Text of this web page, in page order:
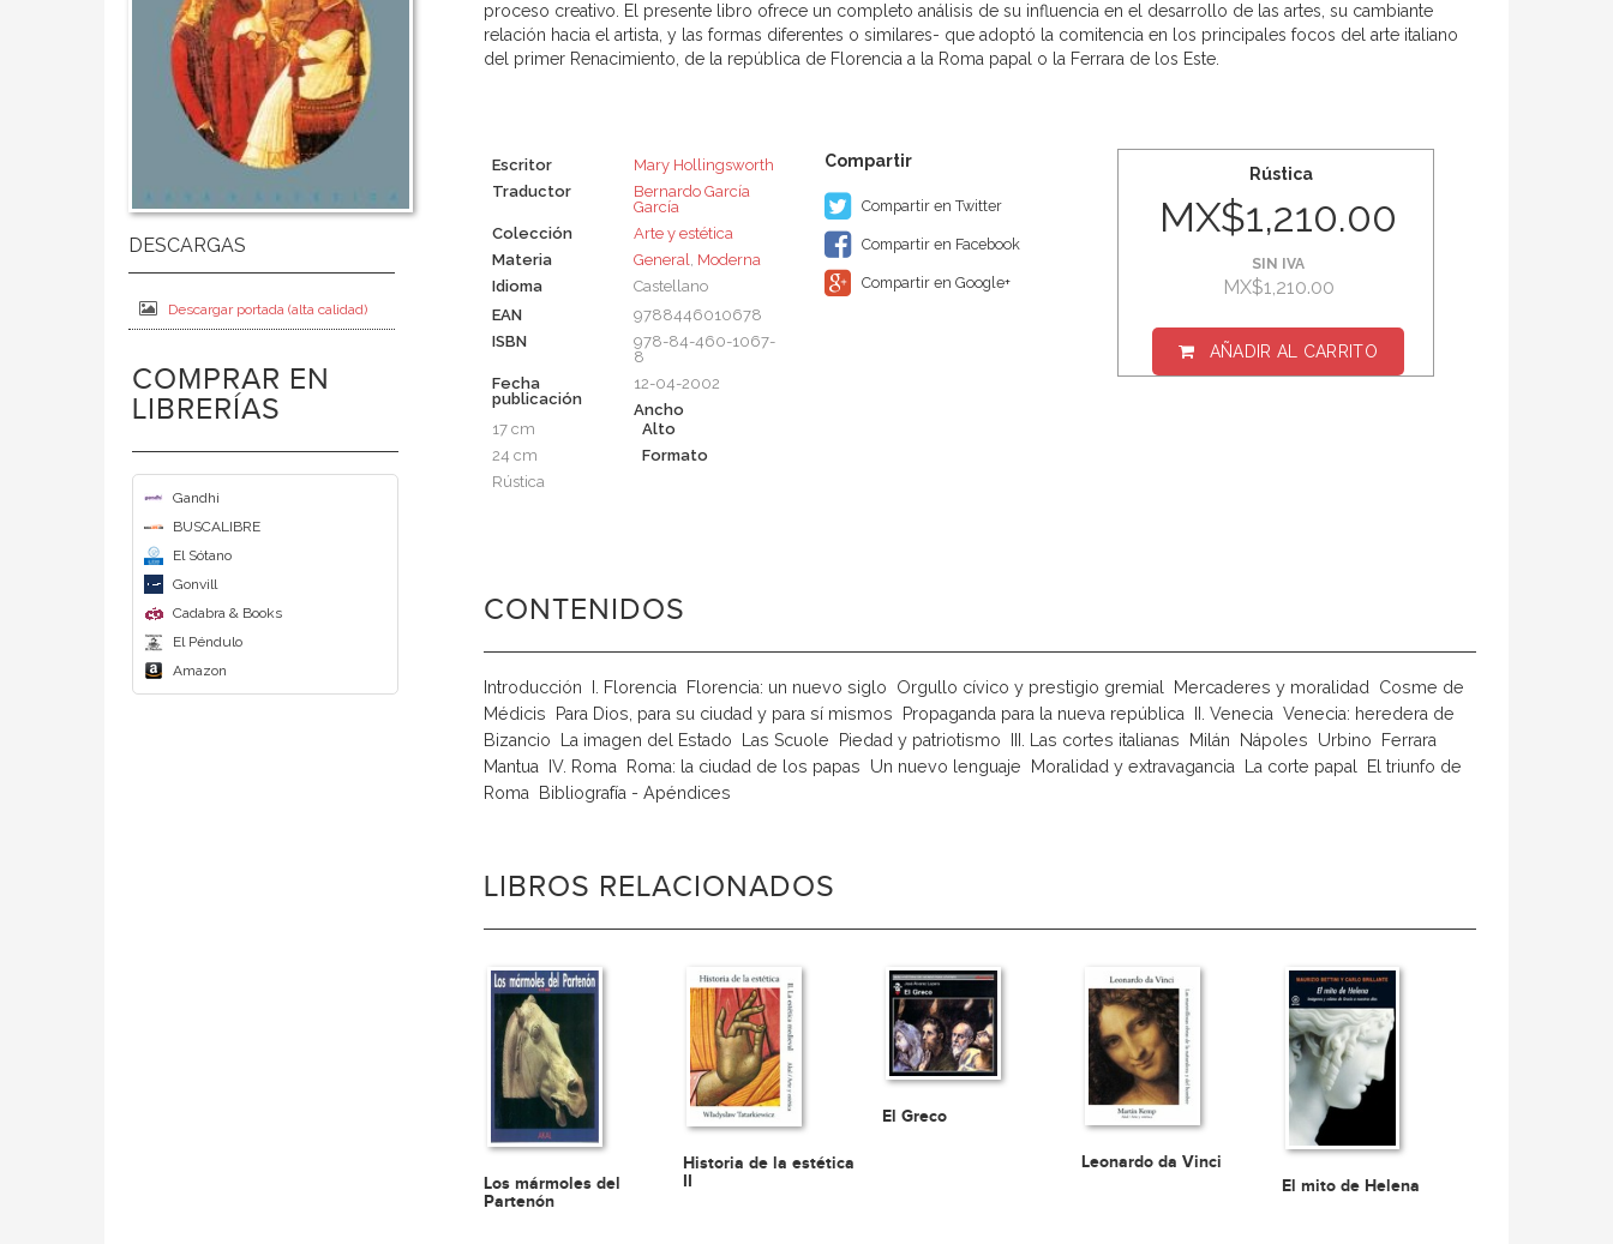
Descargar portada (alta calidad)
COMPRAR EN
LIBRERÍAS
Gandhi
BUSCALIBRE
El Sótano
Gonvill
Cadabra & Books
El Péndulo
Amazon
proceso creativo. El presente libro ofrece un completo análisis de su influencia en el desarrollo de las artes, su cambiante
relación hacia el artista, y las formas diferentes o similares- que adoptó la comitencia en los principales focos del arte italiano
del primer Renacimiento, de la república de Florencia a la Roma papal o la Ferrara de los Este.
Escritor
Mary Hollingsworth
Traductor
Bernardo García
García
Colección
Arte y estética
Materia
General, Moderna
Idioma
Castellano
EAN
9788446010678
ISBN
978-84-460-1067-
8
Fecha
publicación
12-04-2002
Ancho
17 cm
Alto
24 cm
Formato
Rústica
Compartir en Twitter
Compartir en Facebook
Compartir en Google+
Rústica
MX$1,210.00
SIN IVA
MX$1,210.00
AÑADIR AL CARRITO
CONTENIDOS
Introducción  I. Florencia  Florencia: un nuevo siglo  Orgullo cívico y prestigio gremial  Mercaderes y moralidad  Cosme de
Médicis  Para Dios, para su ciudad y para sí mismos  Propaganda para la nueva república  II. Venecia  Venecia: heredera de
Bizancio  La imagen del Estado  Las Scuole  Piedad y patriotismo  III. Las cortes italianas  Milán  Nápoles  Urbino  Ferrara 
Mantua  IV. Roma  Roma: la ciudad de los papas  Un nuevo lenguaje  Moralidad y extravagancia  La corte papal  El triunfo de
Roma  Bibliografía - Apéndices
LIBROS RELACIONADOS
Los mármoles del
Partenón
Historia de la estética
II
El Greco
Leonardo da Vinci
El mito de Helena